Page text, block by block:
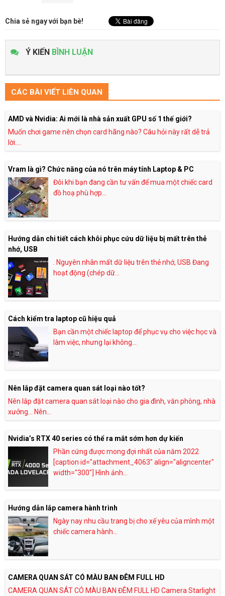
Chia sẻ ngay với bạn bè!
Ý KIẾN BÌNH LUẬN
CÁC BÀI VIẾT LIÊN QUAN
AMD và Nvidia: Ai mới là nhà sản xuất GPU số 1 thế giới?
Muốn chơi game nên chọn card hãng nào? Câu hỏi này rất dễ trả
lời:...
Vram là gì? Chức năng của nó trên máy tính Laptop & PC
Đôi khi bạn đang cần tư vấn để mua một chiếc card
đồ hoạ phù hợp...
Hướng dẫn chi tiết cách khôi phục cứu dữ liệu bị mất trên thẻ
nhớ, USB
. Nguyên nhân mất dữ liệu trên thẻ nhớ, USB Đang
hoạt động (chép dữ...
Cách kiểm tra laptop cũ hiệu quả
Bạn cần một chiếc laptop để phục vụ cho việc học và
làm việc, nhưng lại không...
Nên lắp đặt camera quan sát loại nào tốt?
Nên lắp đặt camera quan sát loại nào cho gia đình, văn phòng, nhà
xưởng… Nên...
Nvidia’s RTX 40 series có thể ra mắt sớm hơn dự kiến
Phần cứng được mong đợi nhất của năm 2022
[caption id="attachment_4063" align="aligncenter"
width="300"] Hình ảnh...
Hướng dẫn lắp camera hành trình
Ngày nay nhu cầu trang bị cho xế yêu của mình một
chiếc camera hành...
CAMERA QUAN SÁT CÓ MÀU BAN ĐÊM FULL HD
CAMERA QUAN SÁT CÓ MÀU BAN ĐÊM FULL HD Camera Starlight